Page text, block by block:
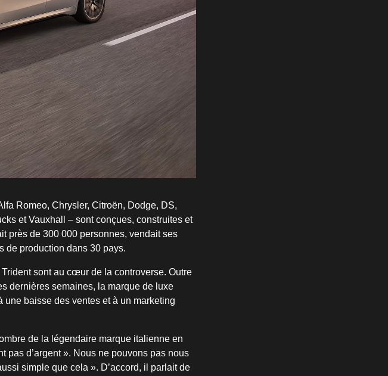
Romeo, Chrysler, Citroën, Dodge, DS,
et Vauxhall – sont conçues, construites et
près de 300 000 personnes, vendait ses
de production dans 30 pays.
sont au cœur de la controverse. Outre
dernières semaines, la marque de luxe
baisse des ventes et à un marketing
de la légendaire marque italienne en
pas d’argent ». Nous ne pouvons pas nous
simple que cela ». D’accord, il parlait de